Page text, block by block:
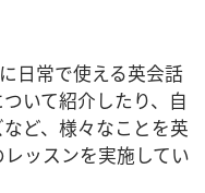
日常で使える英会話
いて紹介したり、自
ど、様々なことを英
ッスンを実施してい